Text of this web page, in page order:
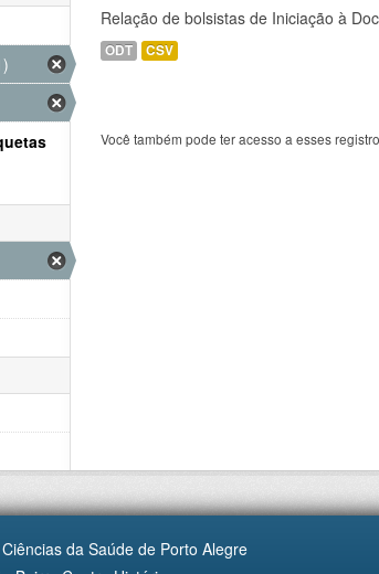
Relação de bolsistas de Iniciação à
ODT CSV
Você também pode ter acesso a esses
da Saúde de Porto Alegre